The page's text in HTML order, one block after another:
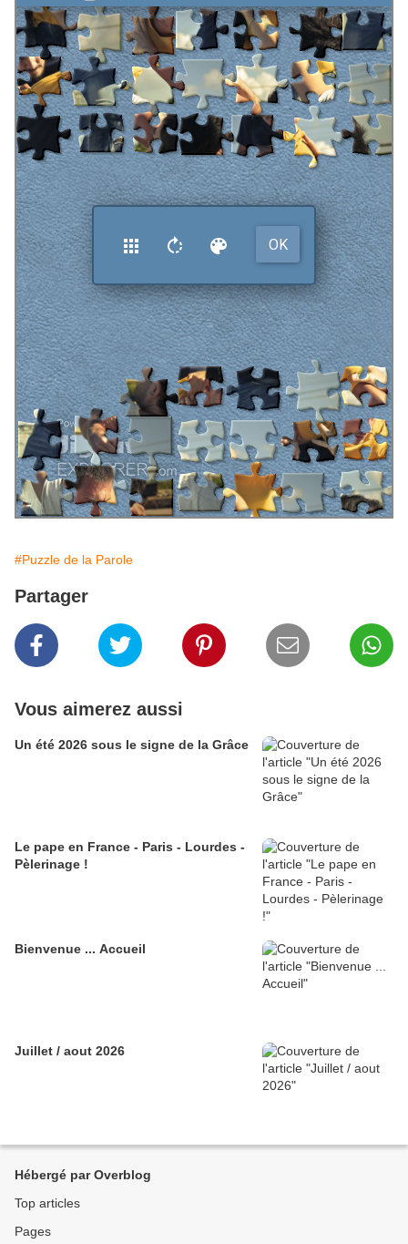
#Puzzle de la Parole
Partager
Vous aimerez aussi
Un été 2026 sous le signe de la Grâce
Le pape en France - Paris - Lourdes -
Pèlerinage !
Bienvenue ... Accueil
Juillet / aout 2026
Hébergé par Overblog
Top articles
Pages